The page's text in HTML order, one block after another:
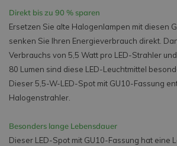
Direkt bis zu 90 % sparen
Ersetzen Sie alte Halogenlampen mit diesen
senken Sie Ihren Energieverbrauch direkt.
Verbrauchs von 5,5 Watt pro LED-Strahler
80 Lumen sind diese LED-Leuchtmittel
Dieser 5,5-W-LED-Spot mit GU10-Fassung
Halogenstrahler.
Besonders lange Lebensdauer
Dieser LED-Spot mit GU10-Fassung hat eine